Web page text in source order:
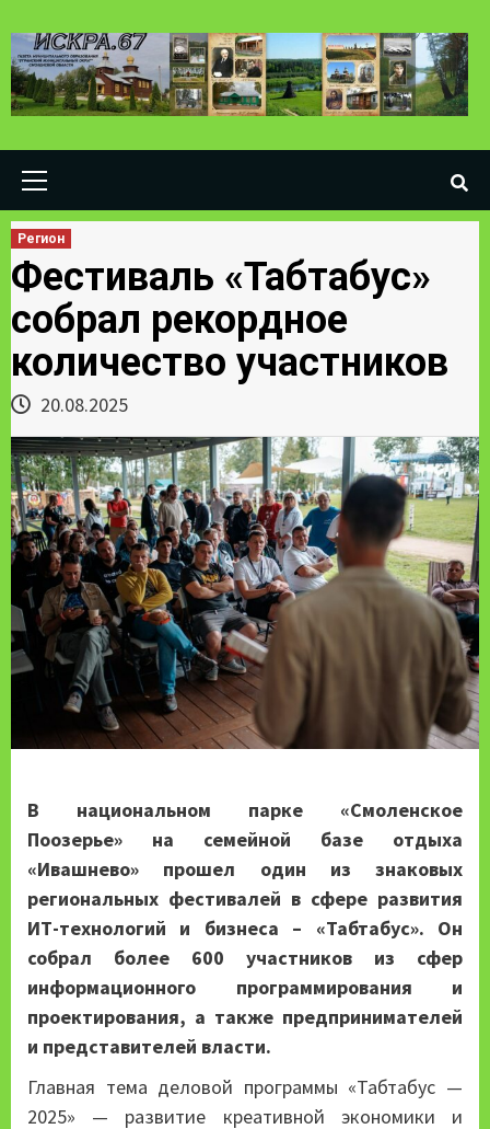
to
content
Регион
Фестиваль «Табтабус»
собрал рекордное
количество участников
20.08.2025
В национальном парке «Смоленское
Поозерье» на семейной базе отдыха
«Ивашнево» прошел один из знаковых
региональных фестивалей в сфере развития
ИТ-технологий и бизнеса – «Табтабус». Он
собрал более 600 участников из сфер
информационного программирования и
проектирования, а также предпринимателей
и представителей власти.
Главная тема деловой программы «Табтабус —
2025» — развитие креативной экономики и